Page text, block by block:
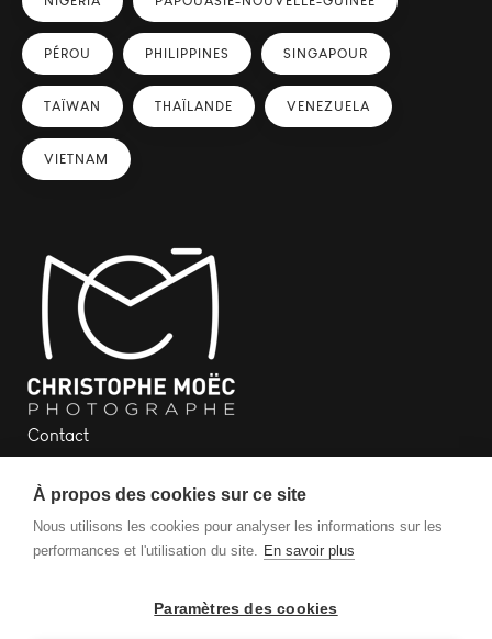
PÉROU PHILIPPINES SINGAPOUR
TAÏWAN THAÏLANDE VENEZUELA
VIETNAM
Contact
Plan du site
Mentions légales
À propos des cookies sur ce site
Nous utilisons les cookies pour analyser les informations sur les
performances et l'utilisation du site. En savoir plus
Paramètres des cookies